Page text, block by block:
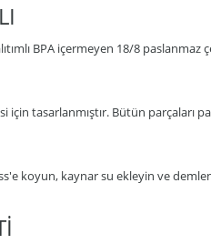
BPA içermeyen 18/8 paslanmaz
tasarlanmıştır. Bütün parçaları
koyun, kaynar su ekleyin ve